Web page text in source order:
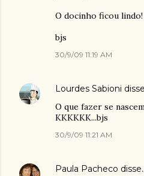
O docinho ficou lindo!
bjs
30/9/09 11:19 AM
Lourdes Sabioni
O que fazer se
KKKKKK...bjs
30/9/09 11:21 AM
Paula Pacheco